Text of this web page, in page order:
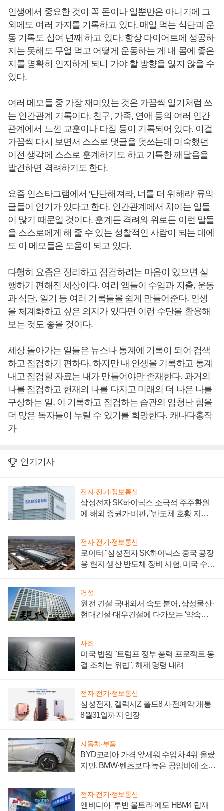
인생에서 중요한 것이 꼭 돈이나 일뿐만은 아니기에 그
외에도 여러 가지를 기록하고 있다. 매일 먹는 식단과 운
동 기록도 십여 년째 하고 있다. 항상 다이어트에 성공하
지는 못해도 무얼 먹고 어떻게 운동하는 게 내 몸에 좋은
지를 명확히 인지하게 되니 가야 할 방향을 잃지 않을 수
있다.
여러 메모들 중 가장 재미있는 것은 가끔씩 일기처럼 쓰
는 인간관계 기록이다. 친구, 가족, 연애 등의 여러 인간
관계에서 느낀 교훈이나 다짐 등이 기록되어 있다. 이걸
가끔씩 다시 보면서 스스로 댓글을 덧쓰는데 미숙했던
이전 생각에 스스로 훈계하기도 하고 기특한 깨달음을
발견하면 격려하기도 한다.
요즘 인스타그램에서 ‘단단해져라, 너를 더 위해라’ 류의
글들이 인기가 있다고 한다. 인간관계에서 치이는 일들
이 많기 때문일 것이다. 훈계든 격려와 위로든 이런 말들
을 스스로에게 해 줄 수 있는 성찰적인 사람이 되는 데에
도 이 메모들은 도움이 되고 있다.
다행히 요즘은 정리하고 점검하려는 마음이 있으면 실
행하기 편해진 세상이다. 여러 앱들이 수입과 지출, 운동
과 식단, 일기 등 여러 기록들을 쉽게 만들어준다. 인생
을 체계화하고 싶은 의지가 있다면 이런 수단을 활용해
보는 것도 좋을 것이다.
세상 돌아가는 일들은 뉴스나 통계에 기록이 되어 검색
하고 점검하기 편하다. 하지만 내 인생을 기록하고 통계
내고 점검할 자료는 내가 만들어야만 존재한다. 과거의
나를 점검하고 현재의 나를 다지고 미래의 더 나은 나를
구상하는 일, 이 기록하고 점검하는 습관의 엄청난 힘을
더 많은 독자들이 누릴 수 있기를 희망한다. 캐나다홍작
가
인기기사
전자·전기·정보통신
삼성전자 SK하이닉스 소극적 주주환원
에 해외 증권가 비판, "반도체 호황 지속
전자·전기·정보통신
로이터 "삼성전자 SK하이닉스 중국 공장
용 현지 생산 반도체 장비 시험, 미국 수출
건설
원전 건설 국내외서 속도 붙어, 삼성물산·
현대건설·대우건설에 다가오는 '약속의
사회
미국 법원 "트럼프 정부 풍력 프로젝트 동
결 조치는 위법", 해제 명령 내려
전자·전기·정보통신
삼성전자, 갤럭시Z 폴드8 사전예약 개통
8월31일까지 연장
자동차·부품
BYD코리아 가격 앞세워 수입차 4위 올랐
지만, BMW·벤츠보다 높은 공임비에 소비
전자·전기·정보통신
엔비디아 '루빈 울트라'에도 HBM4 탑재